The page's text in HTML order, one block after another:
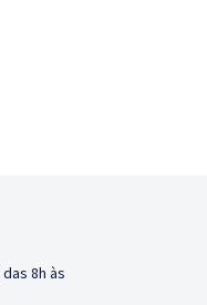
8h às